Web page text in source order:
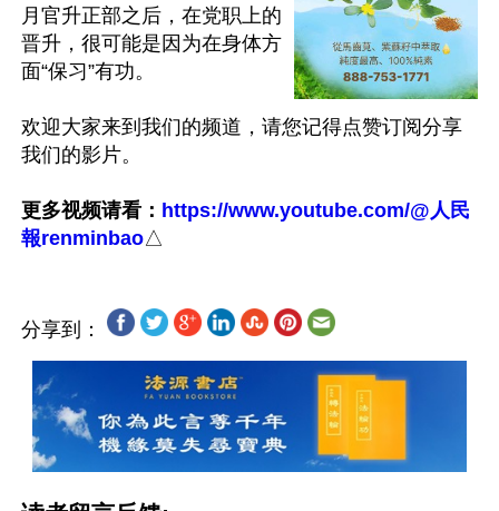
月官升正部之后，在党职上的
晋升，很可能是因为在身体方
面“保习”有功。
欢迎大家来到我们的频道，请您记得点赞订阅分享
我们的影片。
更多视频请看： https://www.youtube.com/@人民
報renminbao
分享到：